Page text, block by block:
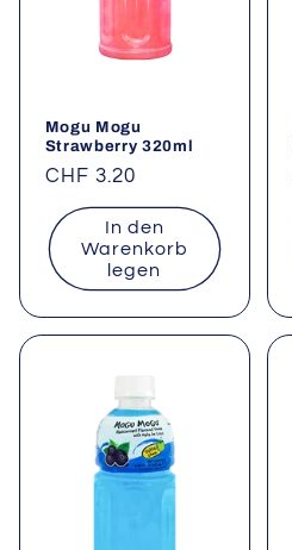
Mogu Mogu
Strawberry 320ml
Normaler
Preis
CHF 3.20
In den
Warenkorb
legen